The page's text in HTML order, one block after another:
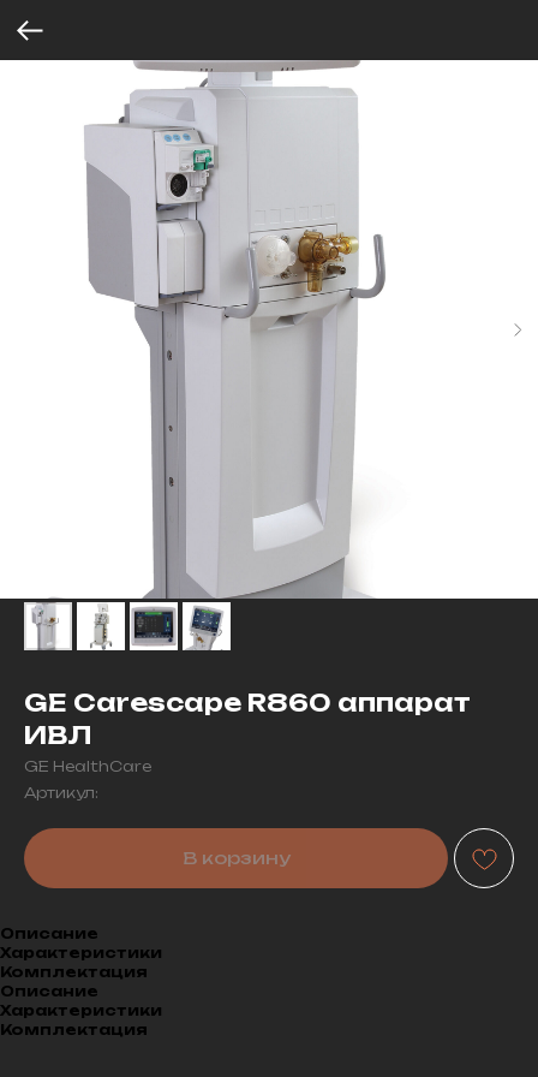
GE Carescape R860 аппарат
ИВЛ
GE HealthCare
Артикул:
В корзину
Описание
Характеристики
Комплектация
Описание
Характеристики
Комплектация